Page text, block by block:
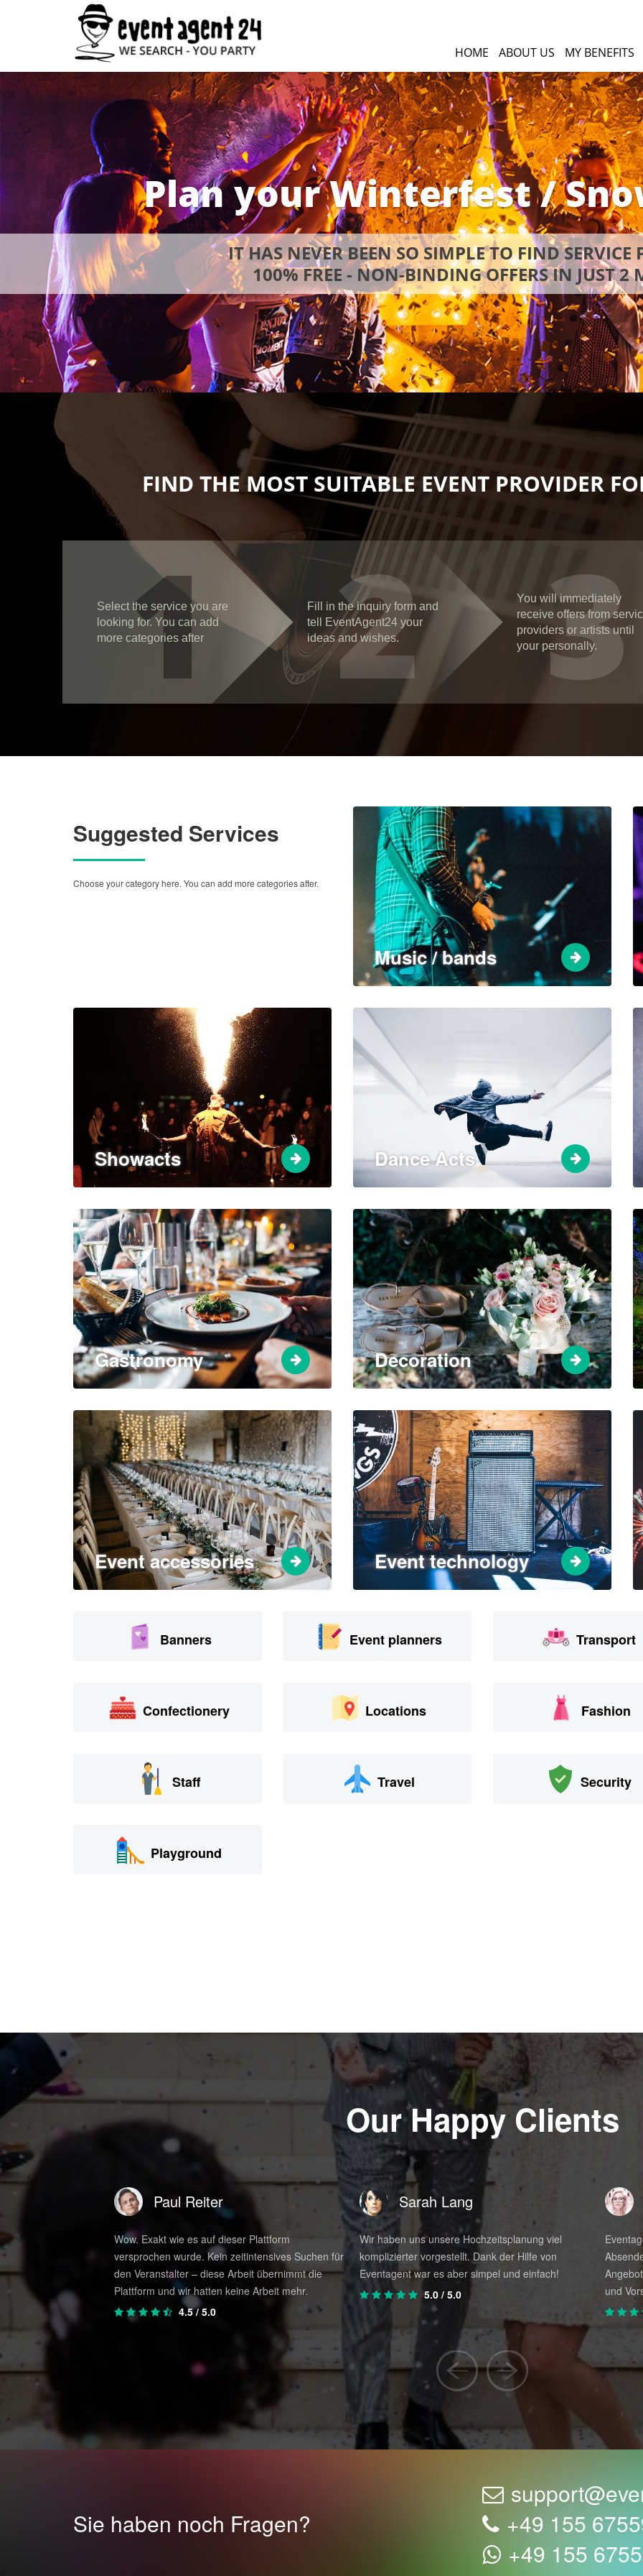
HOME ABOUT US MY BENEFITS
Plan your Winterfest /
IT HAS NEVER BEEN SO SIMPLE TO FIND SERVICE
100% FREE - NON-BINDING OFFERS IN JUST 2
FIND THE MOST SUITABLE EVENT PROVIDER
1
Select the service you are
looking for. You can add
more categories after
2
Fill in the inquiry form and
tell EventAgent24 your
ideas and wishes.
3
You will immediately
receive offers from
providers or artists until
your personally.
Suggested Services
Choose your category here. You can add more categories after.
Music / bands
Showacts Dance Acts
Gastronomy Decoration
Event accessories Event technology
Banners Event planners Transport
Confectionery Locations Fashion
Staff Travel Security
Playground
Our Happy Clients
nach dem
ich zahlreiche
meine Wünsche
Paul Reiter
Wow. Exakt wie es auf dieser Plattform
versprochen wurde. Kein zeitintensives Suchen für
den Veranstalter – diese Arbeit übernimmt die
Plattform und wir hatten keine Arbeit mehr.
4.5/ 5.0
Sarah Lang
Wir haben uns unsere Hochzeitsplanung viel
komplizierter vorgestellt. Dank der Hilfe von
Eventagent war es aber simpel und einfach!
5.0 / 5.0
und
Sie haben noch Fragen?
+49 155
+49 155